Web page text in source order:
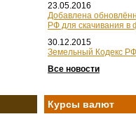
23.05.2016
Добавлена
РФ для скачивания в
30.12.2015
Земельный Кодекс
Все новости
Курсы валют